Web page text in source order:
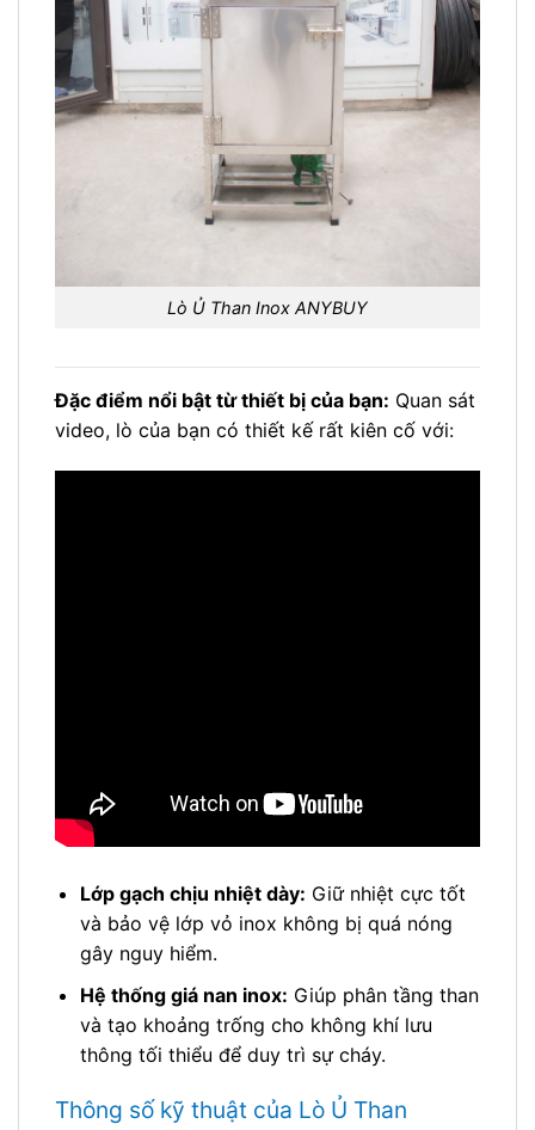
Lò Ủ Than Inox ANYBUY
Đặc điểm nổi bật từ thiết bị của bạn: Quan sát
video, lò của bạn có thiết kế rất kiên cố với:
Lớp gạch chịu nhiệt dày: Giữ nhiệt cực tốt
và bảo vệ lớp vỏ inox không bị quá nóng
gây nguy hiểm.
Hệ thống giá nan inox: Giúp phân tầng than
và tạo khoảng trống cho không khí lưu
thông tối thiểu để duy trì sự cháy.
Thông số kỹ thuật của Lò Ủ Than